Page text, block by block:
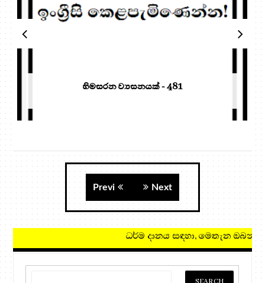
හිමසරන ව්‍යසනයක් - 481
Next
Previ
ධර්ම දානය සඳහා, මෙතැන ඔබන්න!